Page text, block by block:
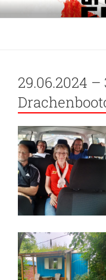
Zum
Inhalt
Fanclub für Respekt
29.06.2024 –